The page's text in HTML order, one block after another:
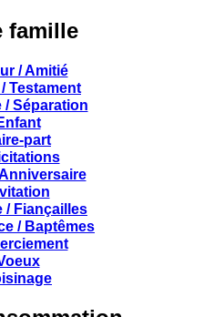
famille
/ Amitié
Testament
/ Séparation
part
/ Fiançailles
/ Baptêmes